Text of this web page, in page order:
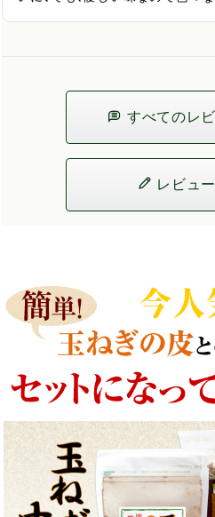
すべてのレ
レビュ